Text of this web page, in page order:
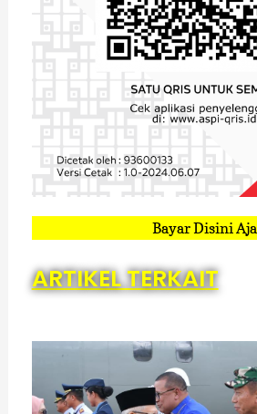
Bayar Disini Aja
ARTIKEL TERKAIT